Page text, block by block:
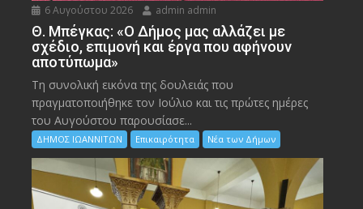
6 Αυγούστου 2026 admin admin
Θ. Μπέγκας: «Ο Δήμος μας αλλάζει με
σχέδιο, επιμονή και έργα που αφήνουν
αποτύπωμα»
Τη συνολική εικόνα της δουλειάς που
πραγματοποιήθηκε τον Ιούλιο και τις πρώτες ημέρες
του Αυγούστου παρουσίασε...
ΔΗΜΟΣ ΙΩΑΝΝΙΤΩΝ Επικαιρότητα Νέα των Δήμων